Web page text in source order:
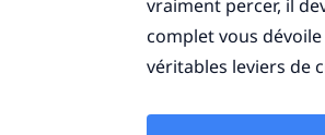
vraiment percer, il
complet vous
véritables leviers de